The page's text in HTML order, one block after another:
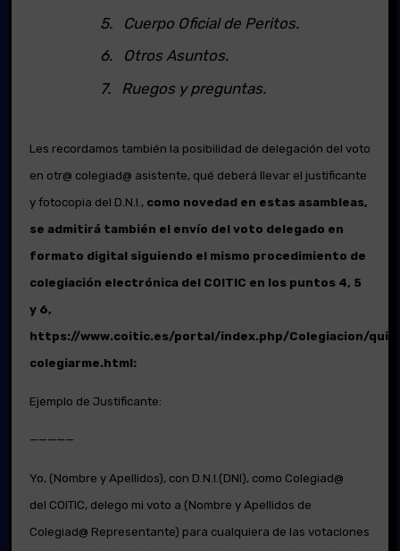
5. Cuerpo Oficial de Peritos.
6. Otros Asuntos.
7. Ruegos y preguntas.
Les recordamos también la posibilidad de delegación del voto
en otr@ colegiad@ asistente, qué deberá llevar el justificante
y fotocopia del D.N.I., como novedad en estas asambleas,
se admitirá también el envío del voto delegado en
formato digital siguiendo el mismo procedimiento de
colegiación electrónica del COITIC en los puntos 4, 5
y 6,
https://www.coitic.es/portal/index.php/Colegiacion/
colegiarme.html:
Ejemplo de Justificante:
—————
Yo, (Nombre y Apellidos), con D.N.I.(DNI), como Colegiad@
del COITIC, delego mi voto a (Nombre y Apellidos de
Colegiad@ Representante) para cualquiera de las votaciones